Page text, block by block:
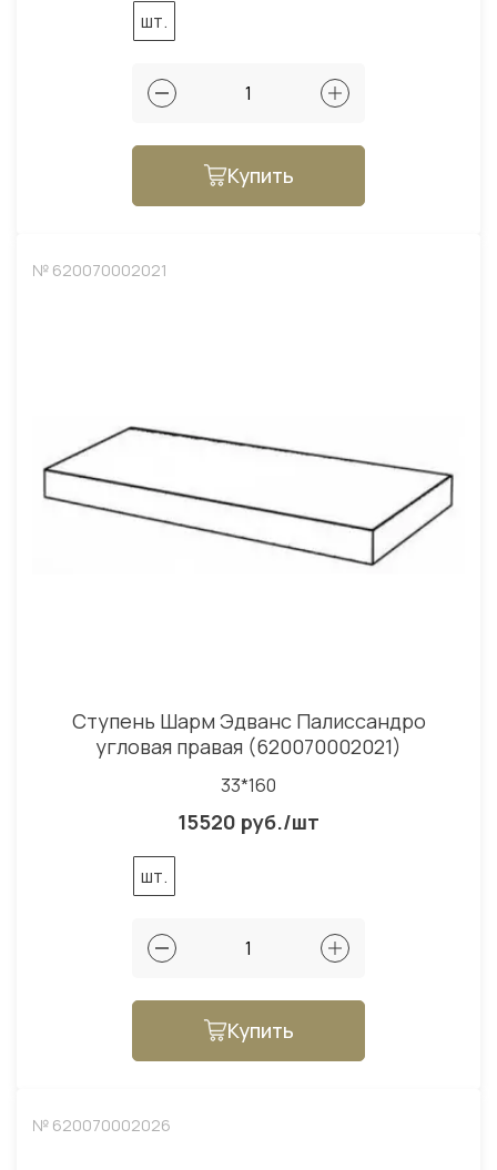
шт.
Купить
№ 620070002021
Ступень Шарм Эдванс Палиссандро
угловая правая (620070002021)
33*160
15520 руб./шт
шт.
Купить
№ 620070002026